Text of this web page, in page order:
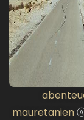
mauretanien